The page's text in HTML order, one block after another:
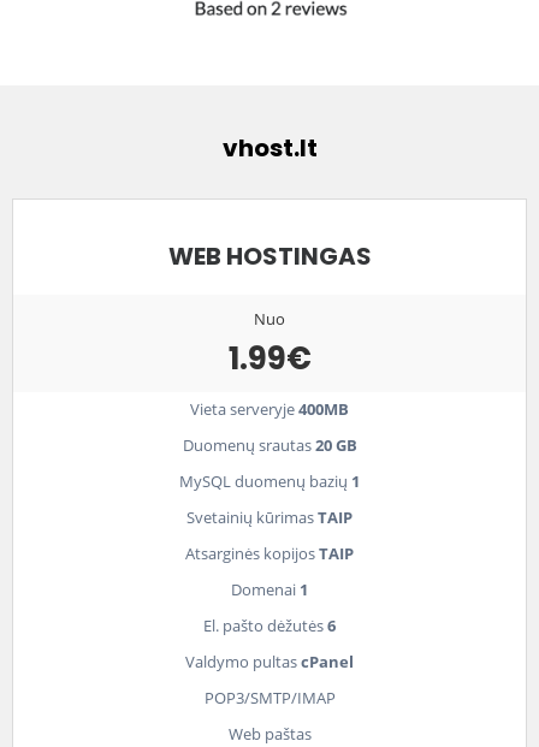
vhost.lt
WEB HOSTINGAS
Nuo
1.99€
Vieta serveryje400MB
Duomenų srautas20 GB
MySQL duomenų bazių 1
Svetainių kūrimasTAIP
Atsarginės kopijosTAIP
Domenai 1
El. pašto dėžutės6
Valdymo pultascPanel
POP3/SMTP/IMAP
Web paštas